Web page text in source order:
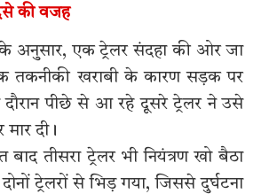
की वजह
के अनुसार, एक ट्रेलर संदहा की ओर जा
तकनीकी खराबी के कारण सड़क पर
दौरान पीछे से आ रहे दूसरे ट्रेलर ने उसे
दी।
तीसरा ट्रेलर भी नियंत्रण खो बैठा
ट्रेलरों से भिड़ गया, जिससे दुर्घटना